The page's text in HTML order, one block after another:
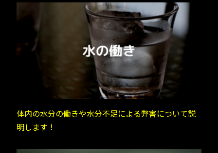
体内の水分の働きや水分不足による弊害について説
明します！